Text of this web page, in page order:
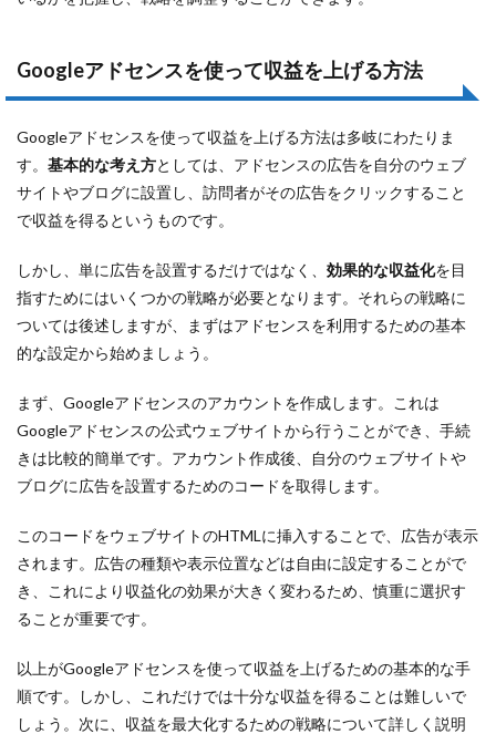
Googleアドセンスを使って収益を上げる方法
Googleアドセンスを使って収益を上げる方法は多岐にわたりま
す。 基本的な考え方としては、アドセンスの広告を自分のウェブ
サイトやブログに設置し、訪問者がその広告をクリックすること
で収益を得るというものです。
しかし、単に広告を設置するだけではなく、 効果的な収益化を目
指すためにはいくつかの戦略が必要となります。それらの戦略に
ついては後述しますが、まずはアドセンスを利用するための基本
的な設定から始めましょう。
まず、Googleアドセンスのアカウントを作成します。これは
Googleアドセンスの公式ウェブサイトから行うことができ、手続
きは比較的簡単です。アカウント作成後、自分のウェブサイトや
ブログに広告を設置するためのコードを取得します。
このコードをウェブサイトのHTMLに挿入することで、広告が表示
されます。広告の種類や表示位置などは自由に設定することがで
き、これにより収益化の効果が大きく変わるため、慎重に選択す
ることが重要です。
以上がGoogleアドセンスを使って収益を上げるための基本的な手
順です。しかし、これだけでは十分な収益を得ることは難しいで
しょう。次に、収益を最大化するための戦略について詳しく説明